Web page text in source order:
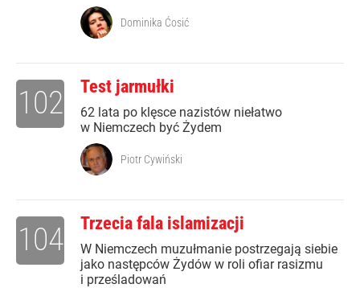
Dominika Ćosić
Test jarmułki
62 lata po klęsce nazistów niełatwo
w Niemczech być Żydem
102
Piotr Cywiński
Trzecia fala islamizacji
W Niemczech muzułmanie postrzegają siebie
jako następców Żydów w roli ofiar rasizmu
i prześladowań
104